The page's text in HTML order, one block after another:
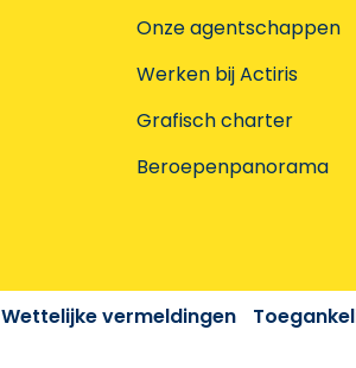
Onze agentschappen
Werken bij Actiris
Grafisch charter
Beroepenpanorama
Wettelijke vermeldingen